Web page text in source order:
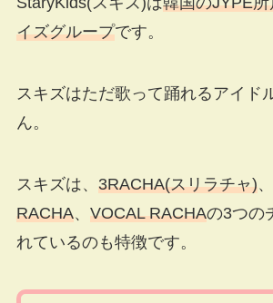
イズグループです。
スキズはただ歌って踊れるアイド
ん。
スキズは、 3RACHA(スリラチャ)、
RACHA、 VOCAL RACHAの3つの
れているのも特徴です。